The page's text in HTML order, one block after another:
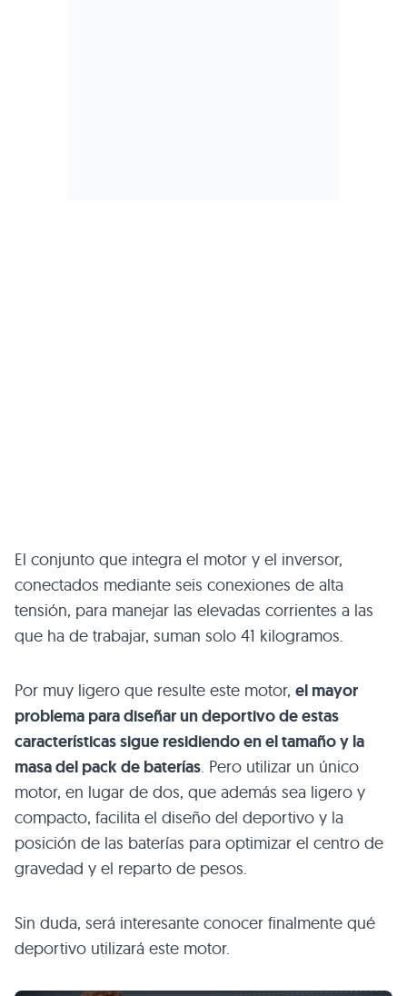
El conjunto que integra el motor y el inversor,
conectados mediante seis conexiones de alta
tensión, para manejar las elevadas corrientes a las
que ha de trabajar, suman solo 41 kilogramos.
Por muy ligero que resulte este motor, el mayor
problema para diseñar un deportivo de estas
características sigue residiendo en el tamaño y la
masa del pack de baterías. Pero utilizar un único
motor, en lugar de dos, que además sea ligero y
compacto, facilita el diseño del deportivo y la
posición de las baterías para optimizar el centro de
gravedad y el reparto de pesos.
Sin duda, será interesante conocer finalmente qué
deportivo utilizará este motor.